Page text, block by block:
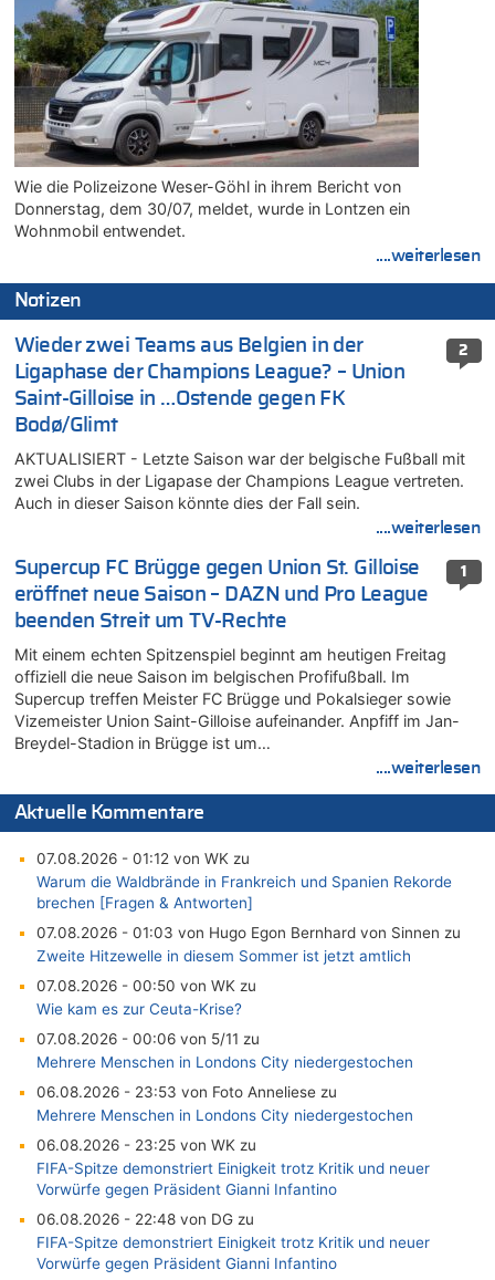
Wie die Polizeizone Weser-Göhl in ihrem Bericht von
Donnerstag, dem 30/07, meldet, wurde in Lontzen ein
Wohnmobil entwendet.
....weiterlesen
Notizen
2
Wieder zwei Teams aus Belgien in der
Ligaphase der Champions League? – Union
Saint-Gilloise in …Ostende gegen FK
Bodø/Glimt
AKTUALISIERT - Letzte Saison war der belgische Fußball mit
zwei Clubs in der Ligapase der Champions League vertreten.
Auch in dieser Saison könnte dies der Fall sein.
....weiterlesen
1
Supercup FC Brügge gegen Union St. Gilloise
eröffnet neue Saison – DAZN und Pro League
beenden Streit um TV-Rechte
Mit einem echten Spitzenspiel beginnt am heutigen Freitag
offiziell die neue Saison im belgischen Profifußball. Im
Supercup treffen Meister FC Brügge und Pokalsieger sowie
Vizemeister Union Saint-Gilloise aufeinander. Anpfiff im Jan-
Breydel-Stadion in Brügge ist um…
....weiterlesen
Aktuelle Kommentare
07.08.2026 - 01:12 von WK zu
Warum die Waldbrände in Frankreich und Spanien Rekorde
brechen [Fragen & Antworten]
07.08.2026 - 01:03 von Hugo Egon Bernhard von Sinnen zu
Zweite Hitzewelle in diesem Sommer ist jetzt amtlich
07.08.2026 - 00:50 von WK zu
Wie kam es zur Ceuta-Krise?
07.08.2026 - 00:06 von 5/11 zu
Mehrere Menschen in Londons City niedergestochen
06.08.2026 - 23:53 von Foto Anneliese zu
Mehrere Menschen in Londons City niedergestochen
06.08.2026 - 23:25 von WK zu
FIFA-Spitze demonstriert Einigkeit trotz Kritik und neuer
Vorwürfe gegen Präsident Gianni Infantino
06.08.2026 - 22:48 von DG zu
FIFA-Spitze demonstriert Einigkeit trotz Kritik und neuer
Vorwürfe gegen Präsident Gianni Infantino